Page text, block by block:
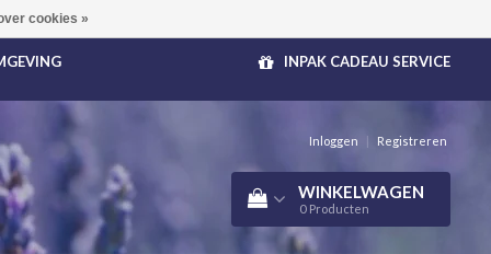
INPAK CADEAU SERVICE
Inloggen | Registreren
WINKELWAGEN
0 Producten
cookies »